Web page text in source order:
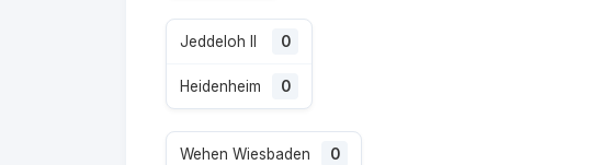
Jeddeloh II 0
Heidenheim 0
Wehen Wiesbaden 0